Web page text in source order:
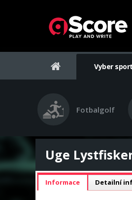
Vyber sport
Fotbalgolf
Uge
Informace Detailní